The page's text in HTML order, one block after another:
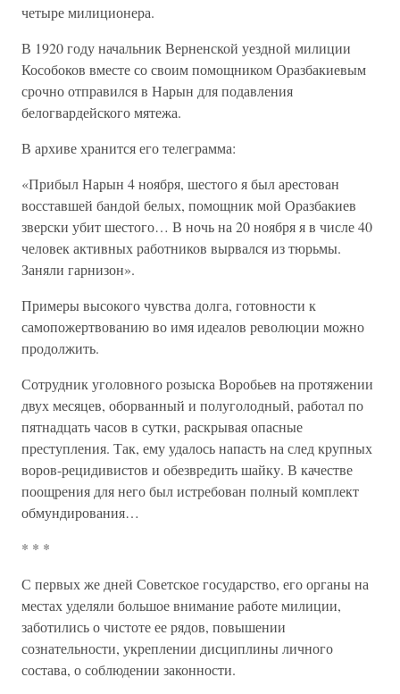
четыре милиционера.
В 1920 году начальник Верненской уездной милиции
Кособоков вместе со своим помощником Оразбакиевым
срочно отправился в Нарын для подавления
белогвардейского мятежа.
В архиве хранится его телеграмма:
«Прибыл Нарын 4 ноября, шестого я был арестован
восставшей бандой белых, помощник мой Оразбакиев
зверски убит шестого… В ночь на 20 ноября я в числе 40
человек активных работников вырвался из тюрьмы.
Заняли гарнизон».
Примеры высокого чувства долга, готовности к
самопожертвованию во имя идеалов революции можно
продолжить.
Сотрудник уголовного розыска Воробьев на протяжении
двух месяцев, оборванный и полуголодный, работал по
пятнадцать часов в сутки, раскрывая опасные
преступления. Так, ему удалось напасть на след крупных
воров-рецидивистов и обезвредить шайку. В качестве
поощрения для него был истребован полный комплект
обмундирования…
* * *
С первых же дней Советское государство, его органы на
местах уделяли большое внимание работе милиции,
заботились о чистоте ее рядов, повышении
сознательности, укреплении дисциплины личного
состава, о соблюдении законности.